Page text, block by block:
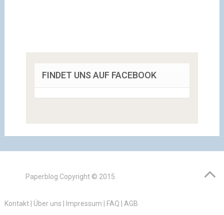
FINDET UNS AUF FACEBOOK
Paperblog Copyright © 2015.
Kontakt| Über uns Impressum FAQ AGB